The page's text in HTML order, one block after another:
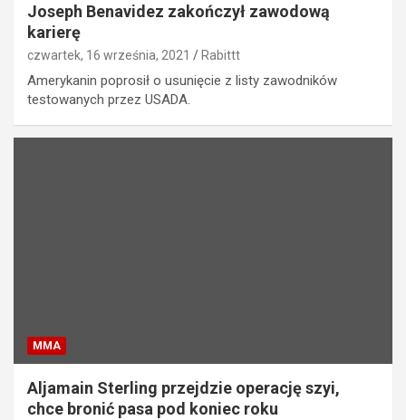
Joseph Benavidez zakończył zawodową
karierę
czwartek, 16 września, 2021 Rabittt
Amerykanin poprosił o usunięcie z listy zawodników
testowanych przez USADA.
MMA
Aljamain Sterling przejdzie operację szyi,
chce bronić pasa pod koniec roku